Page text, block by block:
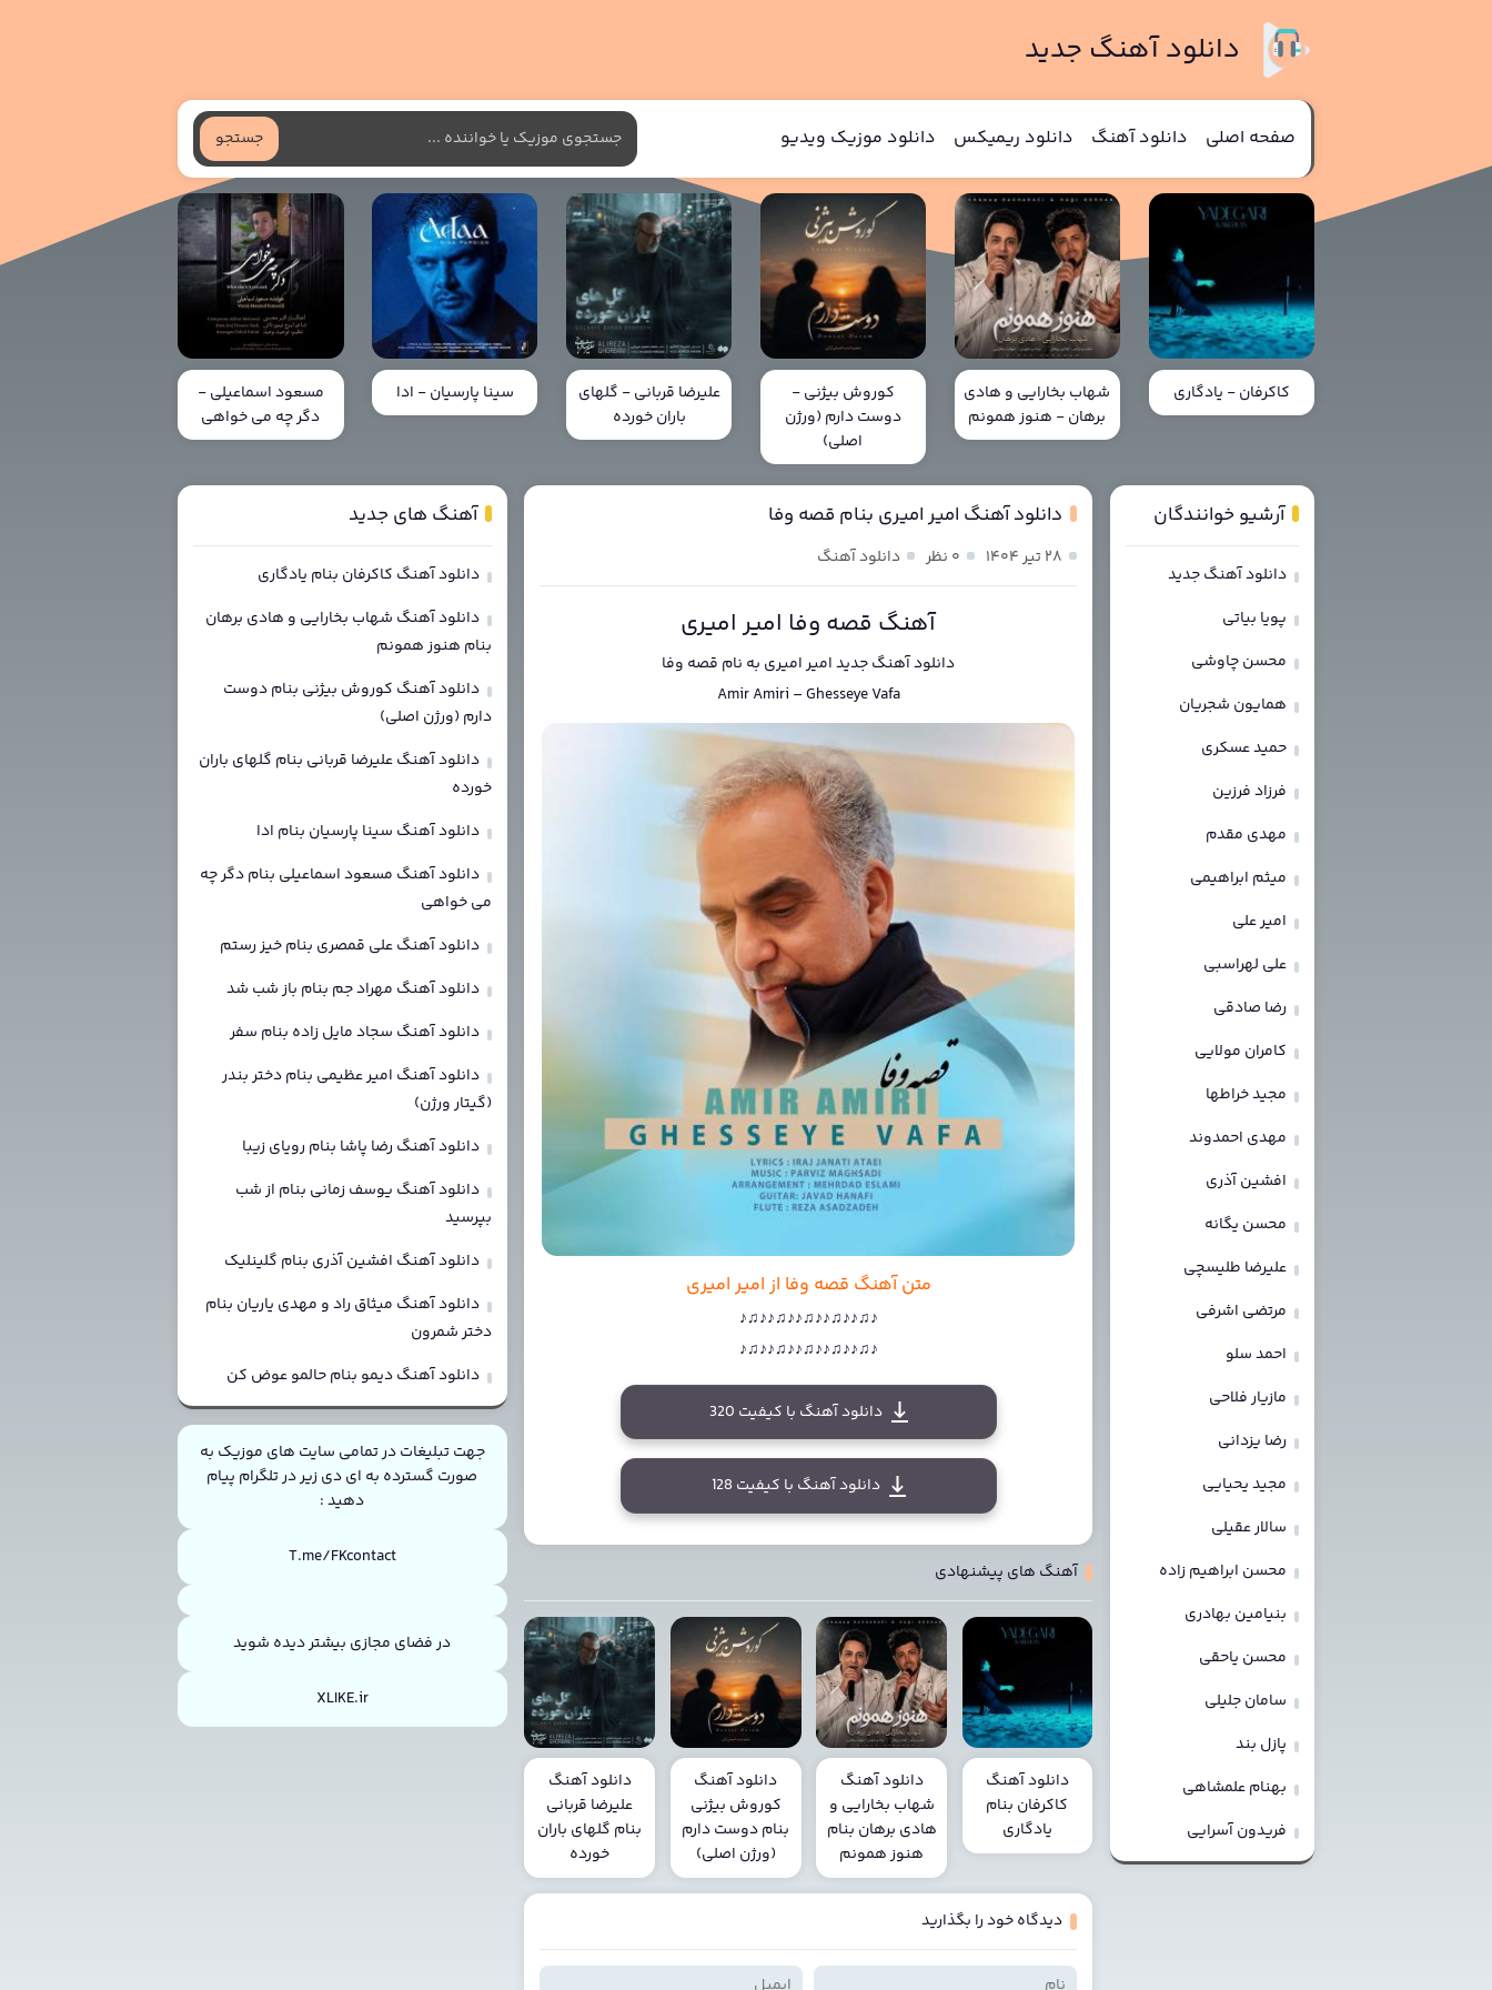
دانلود آهنگ جدید
صفحه اصلی دانلود آهنگ دانلود ریمیکس دانلود موزیک ویدیو جستجو
کاکرفان - یادگاری
شهاب بخارایی و هادی
برهان - هنوز همونم
کوروش بیژنی -
دوست دارم (ورژن
اصلی)
علیرضا قربانی - گلهای
باران خورده
سینا پارسیان - ادا
مسعود اسماعیلی -
دگر چه می خواهی
دانلود آهنگ امیر امیری بنام قصه وفا
۲۸ تیر ۱۴۰۴ ۰ نظر دانلود آهنگ
آهنگ قصه وفا امیر امیری
دانلود آهنگ جدیدامیر امیری به نام قصه وفا
Amir Amiri –Ghesseye Vafa
متن آهنگ قصه وفا از امیر امیری
♪♫♪♪♫♪♪♫♪♪♫♪♪♫♪
♪♫♪♪♫♪♪♫♪♪♫♪♪♫♪
دانلود آهنگ با کیفیت 320
دانلود آهنگ با کیفیت 128
آهنگ های پیشنهادی
دانلود آهنگ
کاکرفان بنام
یادگاری
دانلود آهنگ
شهاب بخارایی و
هادی برهان بنام
هنوز همونم
دانلود آهنگ
کوروش بیژنی
بنام دوست دارم
(ورژن اصلی)
دانلود آهنگ
علیرضا قربانی
بنام گلهای باران
خورده
دیدگاه خود را بگذارید
آرشیو خوانندگان
دانلود آهنگ جدید
پویا بیاتی
محسن چاوشی
همایون شجریان
حمید عسکری
فرزاد فرزین
مهدی مقدم
میثم ابراهیمی
امیر علی
علی لهراسبی
رضا صادقی
کامران مولایی
مجید خراطها
مهدی احمدوند
افشین آذری
محسن یگانه
علیرضا طلیسچی
مرتضی اشرفی
احمد سلو
مازیار فلاحی
رضا یزدانی
مجید یحیایی
سالار عقیلی
محسن ابراهیم زاده
بنیامین بهادری
محسن یاحقی
سامان جلیلی
پازل بند
بهنام علمشاهی
فریدون آسرایی
آهنگ های جدید
دانلود آهنگ کاکرفان بنام یادگاری
دانلود آهنگ شهاب بخارایی و هادی برهان
بنام هنوز همونم
دانلود آهنگ کوروش بیژنی بنام دوست
دارم (ورژن اصلی)
دانلود آهنگ علیرضا قربانی بنام گلهای باران
خورده
دانلود آهنگ سینا پارسیان بنام ادا
دانلود آهنگ مسعود اسماعیلی بنام دگر چه
می خواهی
دانلود آهنگ علی قمصری بنام خیز رستم
دانلود آهنگ مهراد جم بنام باز شب شد
دانلود آهنگ سجاد مایل زاده بنام سفر
دانلود آهنگ امیر عظیمی بنام دختر بندر
(گیتار ورژن)
دانلود آهنگ رضا پاشا بنام رویای زیبا
دانلود آهنگ یوسف زمانی بنام از شب
بپرسید
دانلود آهنگ افشین آذری بنام گلینلیک
دانلود آهنگ میثاق راد و مهدی یاریان بنام
دختر شمرون
دانلود آهنگ دیمو بنام حالمو عوض کن
جهت تبلیغات در تمامی سایت های موزیک به
صورت گسترده به ای دی زیر در تلگرام پیام
دهید :
T.me/FKcontact
در فضای مجازی بیشتر دیده شوید
XLIKE.ir